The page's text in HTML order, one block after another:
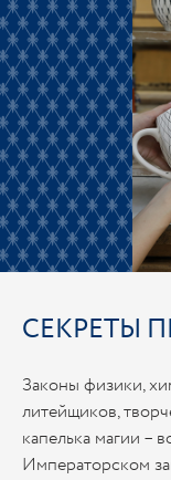
СЕКРЕТЫ
Законы физики,
литейщиков,
капелька магии –
Императорском